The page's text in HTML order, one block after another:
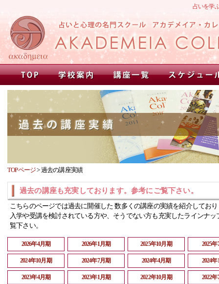
占いを学
TOPページ>過去の講座実績
過去の講座も充実しております。参考にご覧下さい。
こちらのページでは過去に開催した 数多くの講座の実績を紹介してお
入学や受講を検討されている方や、そうでない方も充実したラインナッ
覧下さい。
2026年4月期 2026年1月期 2025年10月期 2025
2024年10月期 2024年7月期 2024年4月期 2024
2023年4月期 2023年1月期 2022年10月期 2022